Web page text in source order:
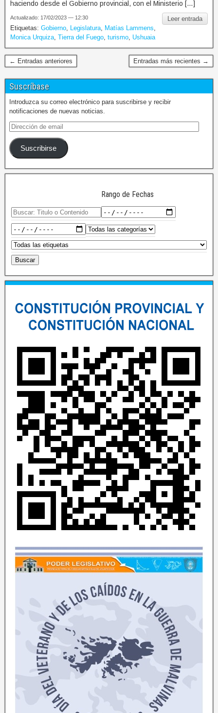
haciendo desde el Gobierno provincial, con el Ministerio […]
Leer entrada
Actualizado: 17/02/2023 — 12:30
Etiquetas: Gobierno Legislatura Matías Lammens
Monica Urquiza Tierra del Fuego turismo Ushuaia
← Entradas anteriores Entradas más recientes →
Suscríbase
Introduzca su correo electrónico para suscribirse y recibir
notificaciones de nuevas noticias.
Suscribirse
Rango de Fechas